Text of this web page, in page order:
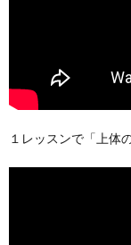
１レッスンで「上体